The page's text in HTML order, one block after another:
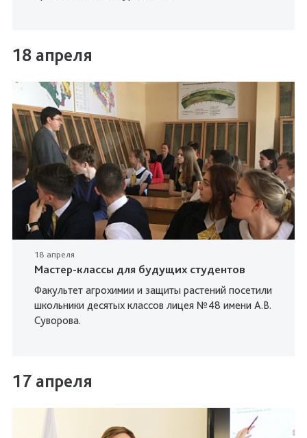
18 апреля
18 апреля
Мастер-классы для будущих студентов
Факультет агрохимии и защиты растений посетили
школьники десятых классов лицея №48 имени А.В.
Суворова.
17 апреля